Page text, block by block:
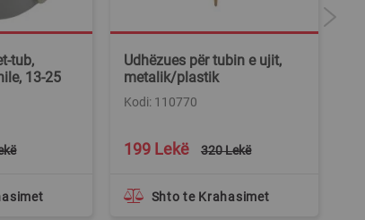
tub,
13-25
Udhëzues për tubin e ujit,
metalik/plastik
Special
Price
199 Lekë 320 Lekë
Kodi: 110770
Shto te Krahasimet